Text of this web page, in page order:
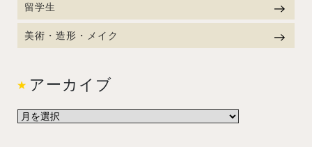
留学生
美術・造形・メイク
アーカイブ